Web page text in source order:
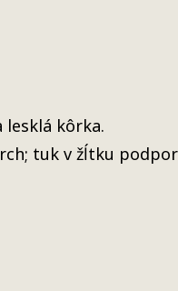
kôrka.
tuk v žĺtku